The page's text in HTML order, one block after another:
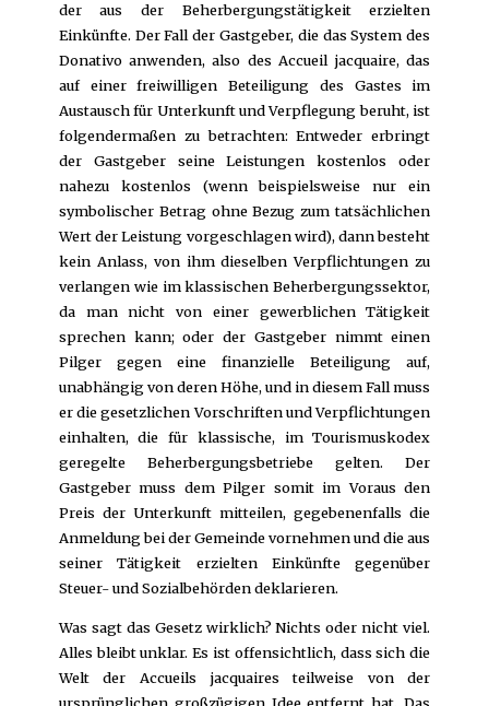
der aus der Beherbergungstätigkeit erzielten
Einkünfte. Der Fall der Gastgeber, die das System des
Donativo anwenden, also des Accueil jacquaire, das
auf einer freiwilligen Beteiligung des Gastes im
Austausch für Unterkunft und Verpflegung beruht, ist
folgendermaßen zu betrachten: Entweder erbringt
der Gastgeber seine Leistungen kostenlos oder
nahezu kostenlos (wenn beispielsweise nur ein
symbolischer Betrag ohne Bezug zum tatsächlichen
Wert der Leistung vorgeschlagen wird), dann besteht
kein Anlass, von ihm dieselben Verpflichtungen zu
verlangen wie im klassischen Beherbergungssektor,
da man nicht von einer gewerblichen Tätigkeit
sprechen kann; oder der Gastgeber nimmt einen
Pilger gegen eine finanzielle Beteiligung auf,
unabhängig von deren Höhe, und in diesem Fall muss
er die gesetzlichen Vorschriften und Verpflichtungen
einhalten, die für klassische, im Tourismuskodex
geregelte Beherbergungsbetriebe gelten. Der
Gastgeber muss dem Pilger somit im Voraus den
Preis der Unterkunft mitteilen, gegebenenfalls die
Anmeldung bei der Gemeinde vornehmen und die aus
seiner Tätigkeit erzielten Einkünfte gegenüber
Steuer- und Sozialbehörden deklarieren.
Was sagt das Gesetz wirklich? Nichts oder nicht viel.
Alles bleibt unklar. Es ist offensichtlich, dass sich die
Welt der Accueils jacquaires teilweise von der